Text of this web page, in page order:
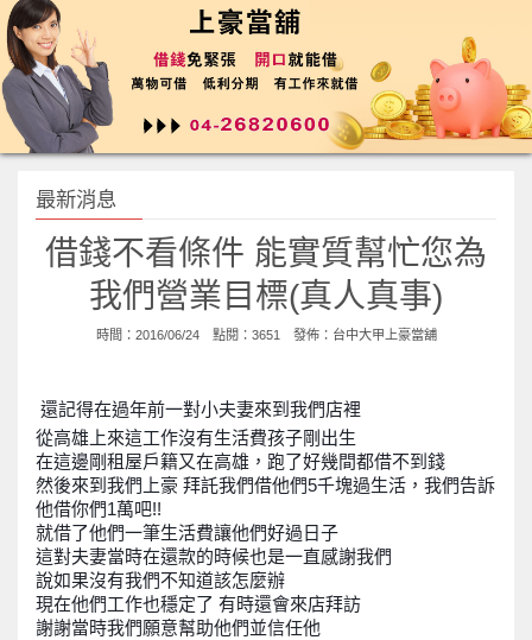
最新消息
借錢不看條件 能實質幫忙您為
我們營業目標(真人真事)
時間：2016/06/24 點閱：3651 發佈： 台中大甲上豪當舖
還記得在過年前一對小夫妻來到我們店裡
從高雄上來這工作沒有生活費孩子剛出生
在這邊剛租屋戶籍又在高雄，跑了好幾間都借不到錢
然後來到我們上豪 拜託我們借他們5千塊過生活，我們告訴
他借你們1萬吧!!
就借了他們一筆生活費讓他們好過日子
這對夫妻當時在還款的時候也是一直感謝我們
說如果沒有我們不知道該怎麼辦
現在他們工作也穩定了 有時還會來店拜訪
謝謝當時我們願意幫助他們並信任他